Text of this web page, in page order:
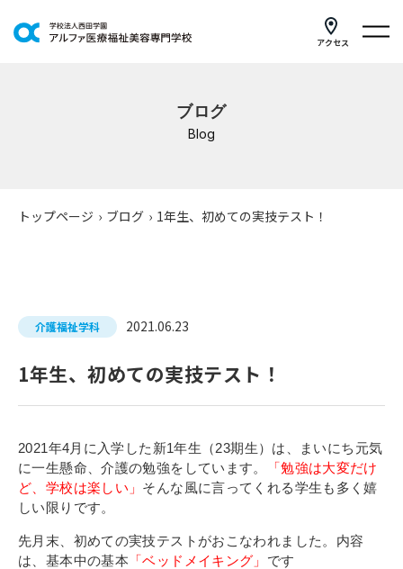
アクセス
研修・講座
公共職業訓練
よくあるご質問
在校生の皆さまへ
卒業生の皆さまへ
ブログ
Blog
トップページ › ブログ › 1年生、初めての実技テスト！
介護福祉学科 2021.06.23
1年生、初めての実技テスト！
2021年4月に入学した新1年生（23期生）は、まいにち元気
に一生懸命、介護の勉強をしています。
「勉強は大変だけ
ど、学校は楽しい」 そんな風に言ってくれる学生も多く嬉
しい限りです。
先月末、初めての実技テストがおこなわれました。 内容
は、基本中の基本 「ベッドメイキング」 です